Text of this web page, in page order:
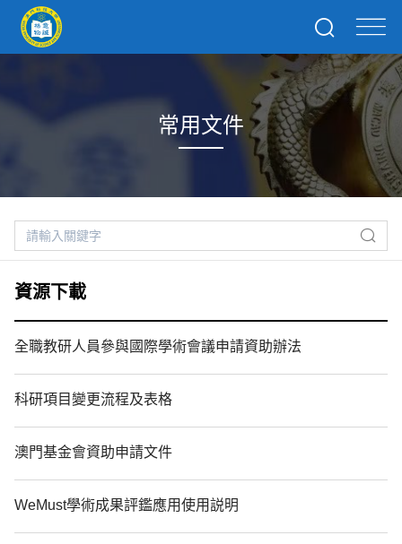
常用文件
資源下載
全職教研人員參與國際學術會議申請資助辦法
科研項目變更流程及表格
澳門基金會資助申請文件
WeMust學術成果評鑑應用使用説明